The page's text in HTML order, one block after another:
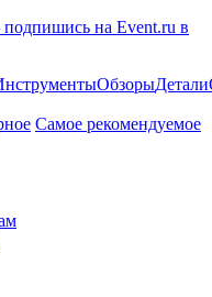
на Event.ru в
ОбзорыДетали
Самое рекомендуемое